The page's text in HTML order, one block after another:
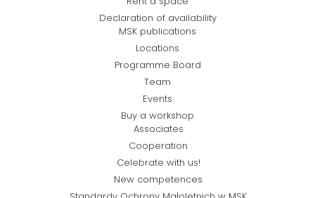
Declaration of availability
MSK publications
Locations
Programme Board
Team
Events
Buy a workshop
Associates
Cooperation
Celebrate with us!
New competences